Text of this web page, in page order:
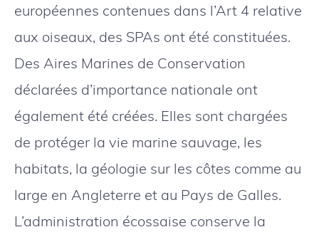
européennes contenues dans l’Art 4 relative
aux oiseaux, des SPAs ont été constituées.
Des Aires Marines de Conservation
déclarées d’importance nationale ont
également été créées. Elles sont chargées
de protéger la vie marine sauvage, les
habitats, la géologie sur les côtes comme au
large en Angleterre et au Pays de Galles.
L’administration écossaise conserve la